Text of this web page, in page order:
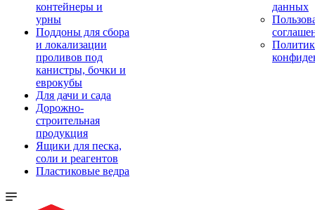
контейнеры и
урны
Поддоны для сбора
и локализации
проливов под
канистры, бочки и
еврокубы
Для дачи и сада
Дорожно-
строительная
продукция
Ящики для песка,
соли и реагентов
Пластиковые ведра
данных